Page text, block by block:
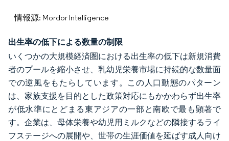
情報源: Mordor Intelligence
出生率の低下による数量の制限
いくつかの大規模経済圏における出生率の低下は新規消費
者のプールを縮小させ、乳幼児栄養市場に持続的な数量面
での逆風をもたらしています。この人口動態のパターン
は、家族支援を目的とした政策対応にもかかわらず出生率
が低水準にとどまる東アジアの一部と南欧で最も顕著で
す。企業は、母体栄養や幼児用ミルクなどの隣接するライ
フステージへの展開や、世帯の生涯価値を延ばす成人向け